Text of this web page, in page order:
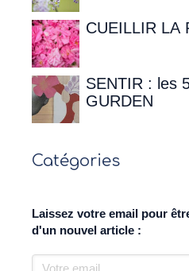
Chateaubriand
CUEILLIR LA
SENTIR : les
GURDEN
Catégories
Laissez votre email pour
d'un nouvel article :
Votre email